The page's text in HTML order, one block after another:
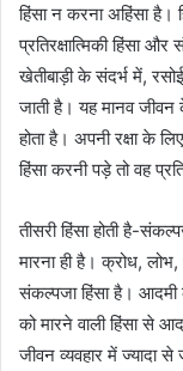
हिंसा न करना अहिंसा है।
प्रतिरक्षात्मिकी हिंसा
खेतीबाड़ी के संदर्भ में,
जाती है। यह मानव
होता है। अपनी रक्षा के
हिंसा करनी पड़े तो वह
तीसरी हिंसा होती है-
मारना ही है। क्रोध,
संकल्पजा हिंसा है। आदमी
को मारने वाली हिंसा से
जीवन व्यवहार में ज्यादा